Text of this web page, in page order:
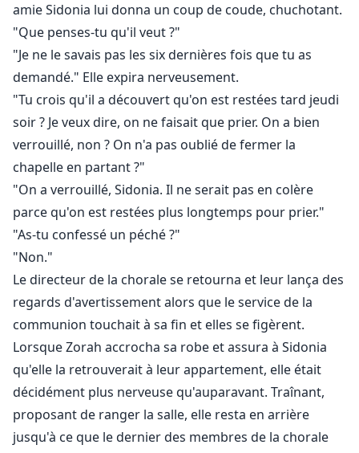
amie Sidonia lui donna un coup de coude, chuchotant.
"Que penses-tu qu'il veut ?"
"Je ne le savais pas les six dernières fois que tu as
demandé." Elle expira nerveusement.
"Tu crois qu'il a découvert qu'on est restées tard jeudi
soir ? Je veux dire, on ne faisait que prier. On a bien
verrouillé, non ? On n'a pas oublié de fermer la
chapelle en partant ?"
"On a verrouillé, Sidonia. Il ne serait pas en colère
parce qu'on est restées plus longtemps pour prier."
"As-tu confessé un péché ?"
"Non."
Le directeur de la chorale se retourna et leur lança des
regards d'avertissement alors que le service de la
communion touchait à sa fin et elles se figèrent.
Lorsque Zorah accrocha sa robe et assura à Sidonia
qu'elle la retrouverait à leur appartement, elle était
décidément plus nerveuse qu'auparavant. Traînant,
proposant de ranger la salle, elle resta en arrière
jusqu'à ce que le dernier des membres de la chorale